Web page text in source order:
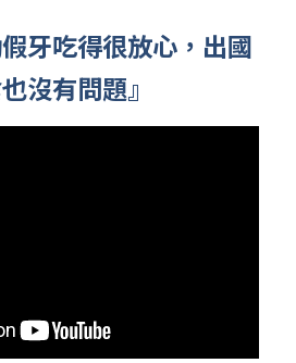
假牙吃得很放心，出國
沒有問題』